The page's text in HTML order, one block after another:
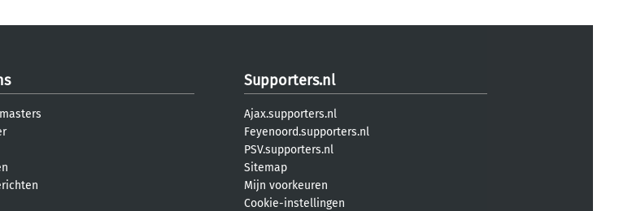
Supporters.nl
Ajax.supporters.nl
Feyenoord.supporters.nl
PSV.supporters.nl
Sitemap
Mijn voorkeuren
Cookie-instellingen